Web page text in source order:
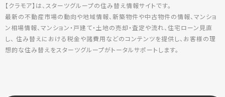
【クラモア】は、スターツグループの住み替え情報サイトです。
最新の不動産市場の動向や地域情報、新築物件や中古物件の情報、マンショ
ン相場情報、マンション・戸建て・土地の売却・査定や流れ、住宅ローン見直
し、 住み替えにおける税金や諸費用などのコンテンツを提供し、お客様の理
想的な住み替えをスターツグループがトータルサポートします。